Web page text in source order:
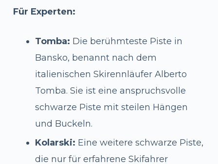
Für Experten:
Tomba: Die berühmteste Piste in
Bansko, benannt nach dem
italienischen Skirennläufer Alberto
Tomba. Sie ist eine anspruchsvolle
schwarze Piste mit steilen Hängen
und Buckeln.
Kolarski: Eine weitere schwarze Piste,
die nur für erfahrene Skifahrer